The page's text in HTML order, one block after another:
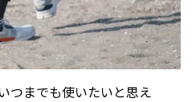
つまでも使いたいと思え